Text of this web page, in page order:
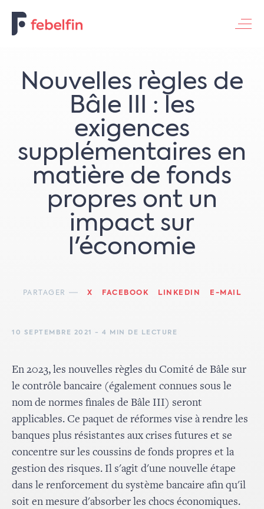
Nouvelles règles de
Bâle III : les
exigences
supplémentaires en
matière de fonds
propres ont un
impact sur
l'économie
PARTAGER X FACEBOOK LINKEDIN E-MAIL
10 SEPTEMBRE 2021 - 4 MIN DE LECTURE
En 2023, les nouvelles règles du Comité de Bâle sur
le contrôle bancaire (également connues sous le
nom de normes finales de Bâle III) seront
applicables. Ce paquet de réformes vise à rendre les
banques plus résistantes aux crises futures et se
concentre sur les coussins de fonds propres et la
gestion des risques. Il s'agit d'une nouvelle étape
dans le renforcement du système bancaire afin qu'il
soit en mesure d'absorber les chocs économiques.